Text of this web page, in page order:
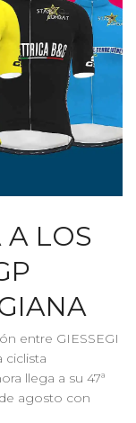
A LOS
entre GIESSEGI
ciclista
llega a su 47ª
agosto con